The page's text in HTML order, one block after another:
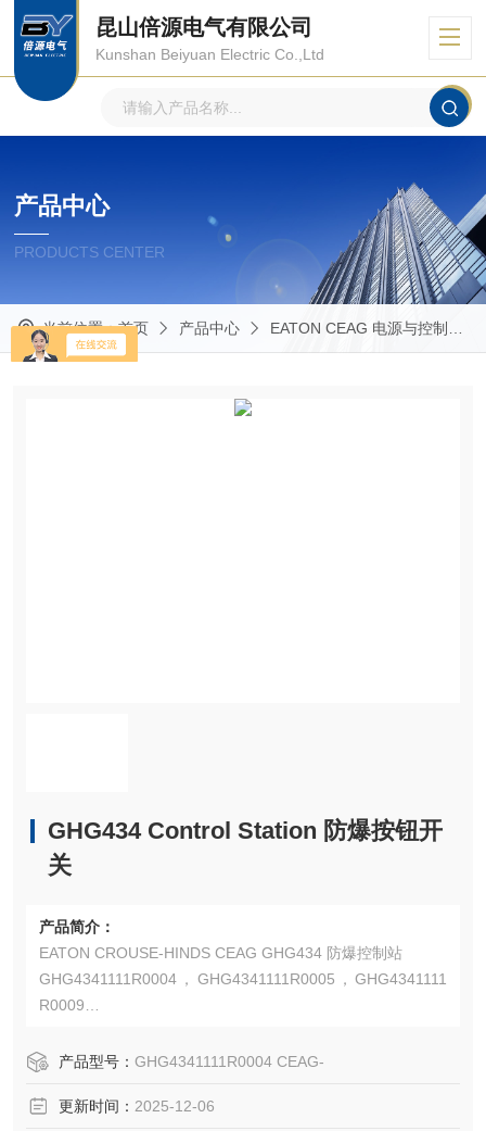
昆山倍源电气有限公司
Kunshan Beiyuan Electric Co.,Ltd
产品中心
PRODUCTS CENTER
当前位置：首页 产品中心 EATON CEAG 电源与控制
GHG434 Control Station 防爆按钮开
关
产品简介：
EATON CROUSE-HINDS CEAG GHG434 防爆控制站
GHG4341111R0004，GHG4341111R0005，GHG4341111
R0009
可应用于世界各地的各种场合。
限公司
产品型号： GHG4341111R0004 CEAG-
更新时间： 2025-12-06